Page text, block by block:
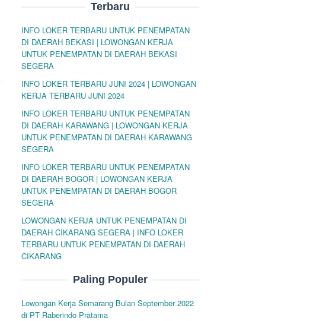
Terbaru
INFO LOKER TERBARU UNTUK PENEMPATAN
DI DAERAH BEKASI | LOWONGAN KERJA
UNTUK PENEMPATAN DI DAERAH BEKASI
SEGERA
INFO LOKER TERBARU JUNI 2024 | LOWONGAN
KERJA TERBARU JUNI 2024
INFO LOKER TERBARU UNTUK PENEMPATAN
DI DAERAH KARAWANG | LOWONGAN KERJA
UNTUK PENEMPATAN DI DAERAH KARAWANG
SEGERA
INFO LOKER TERBARU UNTUK PENEMPATAN
DI DAERAH BOGOR | LOWONGAN KERJA
UNTUK PENEMPATAN DI DAERAH BOGOR
SEGERA
LOWONGAN KERJA UNTUK PENEMPATAN DI
DAERAH CIKARANG SEGERA | INFO LOKER
TERBARU UNTUK PENEMPATAN DI DAERAH
CIKARANG
Paling Populer
Lowongan Kerja Semarang Bulan September 2022
di PT Raberindo Pratama